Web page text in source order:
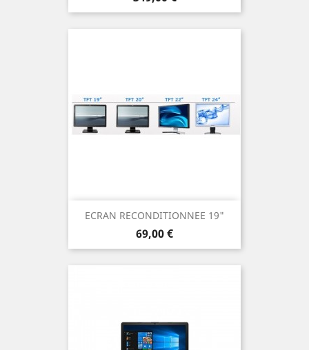
ECRAN RECONDITIONNEE 19"
Prix
69,00 €